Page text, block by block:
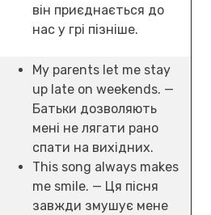
він приєднається до
нас у грі пізніше.
My parents let me stay
up late on weekends. —
Батьки дозволяють
мені не лягати рано
спати на вихідних.
This song always makes
me smile. — Ця пісня
завжди змушує мене